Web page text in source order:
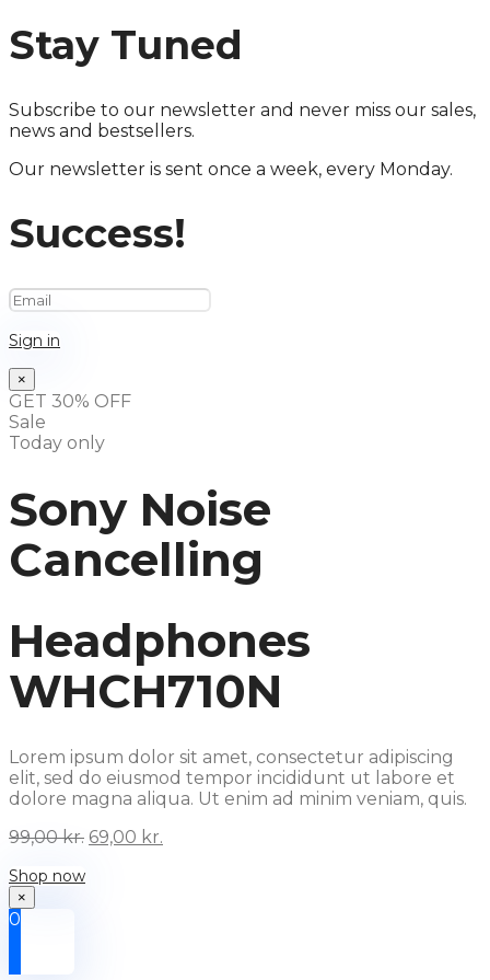
Stay Tuned
Subscribe to our newsletter and never miss our sales,
news and bestsellers.
Our newsletter is sent once a week, every Monday.
Success!
Sign in
×
GET 30% OFF
Sale
Today only
Sony Noise
Cancelling
Headphones
WHCH710N
Lorem ipsum dolor sit amet, consectetur adipiscing
elit, sed do eiusmod tempor incididunt ut labore et
dolore magna aliqua. Ut enim ad minim veniam, quis.
99,00kr. Original
69,00 kr.
Shop now
×
0